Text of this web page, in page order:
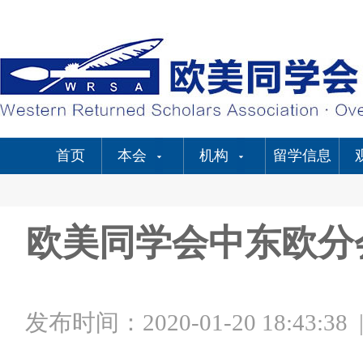
首页 本会 机构 留学信息
欧美同学会中东欧
发布时间：2020-01-20 18:43:38